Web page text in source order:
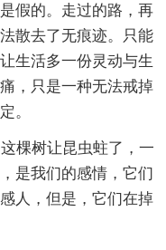
假的。走过的路，再
散去了无痕迹。只能
生活多一份灵动与生
，只是一种无法戒掉
。
棵树让昆虫蛀了，一
是我们的感情，它们
人，但是，它们在掉